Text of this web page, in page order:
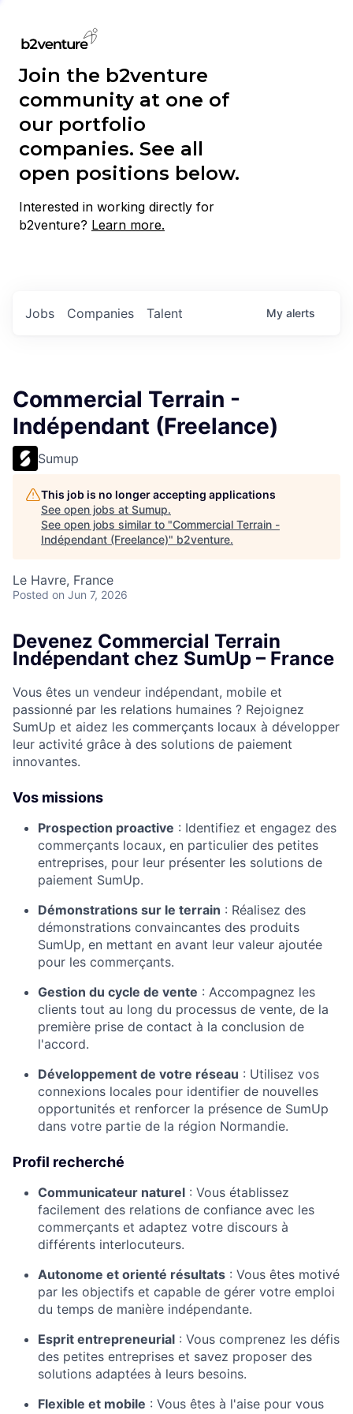
Join the b2venture
community at one of
our portfolio
companies. See all
open positions below.
Interested in working directly for
b2venture? Learn more.
Jobs Companies Talent My alerts
Commercial Terrain -
Indépendant (Freelance)
Sumup
This job is no longer accepting applications
See open jobs at Sumup.
See open jobs similar to "Commercial Terrain -
Indépendant (Freelance)" b2venture.
Le Havre, France
Posted on Jun 7, 2026
Devenez Commercial Terrain
Indépendant chez SumUp – France
Vous êtes un vendeur indépendant, mobile et
passionné par les relations humaines ? Rejoignez
SumUp et aidez les commerçants locaux à développer
leur activité grâce à des solutions de paiement
innovantes.
Vos missions
Prospection proactive : Identifiez et engagez des
commerçants locaux, en particulier des petites
entreprises, pour leur présenter les solutions de
paiement SumUp.
Démonstrations sur le terrain : Réalisez des
démonstrations convaincantes des produits
SumUp, en mettant en avant leur valeur ajoutée
pour les commerçants.
Gestion du cycle de vente : Accompagnez les
clients tout au long du processus de vente, de la
première prise de contact à la conclusion de
l'accord.
Développement de votre réseau : Utilisez vos
connexions locales pour identifier de nouvelles
opportunités et renforcer la présence de SumUp
dans votre partie de la région Normandie.
Profil recherché
Communicateur naturel : Vous établissez
facilement des relations de confiance avec les
commerçants et adaptez votre discours à
différents interlocuteurs.
Autonome et orienté résultats : Vous êtes motivé
par les objectifs et capable de gérer votre emploi
du temps de manière indépendante.
Esprit entrepreneurial : Vous comprenez les défis
des petites entreprises et savez proposer des
solutions adaptées à leurs besoins.
Flexible et mobile : Vous êtes à l'aise pour vous